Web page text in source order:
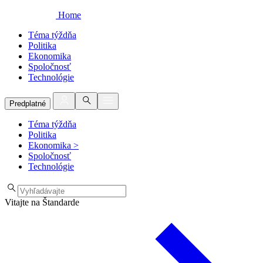
Home
Téma týždňa
Politika
Ekonomika
Spoločnosť
Technológie
Predplatné
Téma týždňa
Politika
Ekonomika >
Spoločnosť
Technológie
Vitajte na Štandarde